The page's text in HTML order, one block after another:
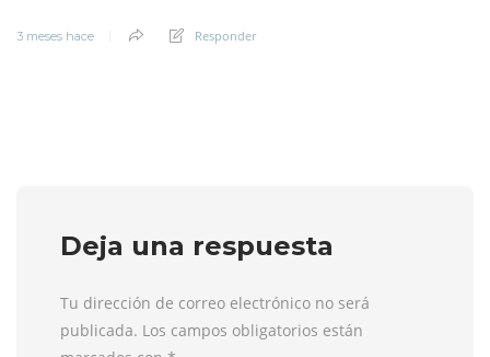
3 meses hace Responder
Deja una respuesta
Tu dirección de correo electrónico no será
publicada. Los campos obligatorios están